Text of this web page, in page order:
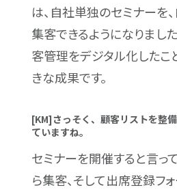
は、自社単独のセミナーを
集客できるようになりまし
客管理をデジタル化したこ
きな成果です。
[KM]さっそく、顧客リストを整
ていますね。
セミナーを開催すると言っ
ら集客、そして出席登録フ